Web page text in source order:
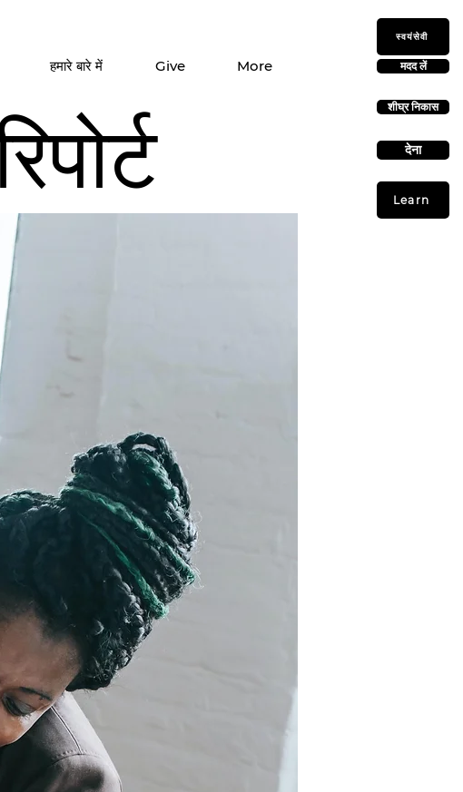
Learn
शीघ्र निकास
मदद लें
देना
स्वयंसेवी
हमारे बारे में Give More